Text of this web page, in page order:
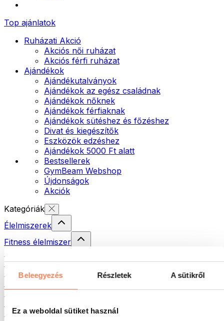
Beleegyezés Részletek A sütikről
Ez a weboldal sütiket használ
Top ajánlatok
Ruházati Akció
Akciós női ruházat
Akciós férfi ruházat
Ajándékok
Ajándékutalványok
Ajándékok az egész családnak
Ajándékok nőknek
Ajándékok férfiaknak
Ajándékok sütéshez és főzéshez
Divat és kiegészítők
Eszközök edzéshez
Ajándékok 5000 Ft alatt
Bestsellerek
GymBeam Webshop
Újdonságok
Akciók
Kategóriák
Élelmiszerek
Fitness élelmiszer
Krémek és paszták
Magvak
Készételek
Kenyér és pékáru